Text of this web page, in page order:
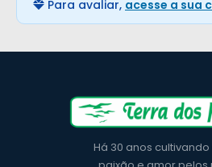
Para avaliar, acesse a sua
Há 30 anos